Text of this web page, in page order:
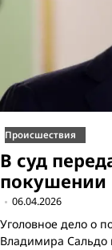
Происшествия
В суд
покушении
06.04.2026
Уголовное дело о
Владимира